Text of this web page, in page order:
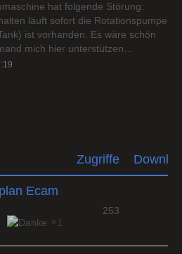
hat folgende Störung:
läuft sofort die Rotationspumpe
ist vorhanden. Es wäre schön
mich hier unterstützen…
Zugriffe
Ecam
1
253